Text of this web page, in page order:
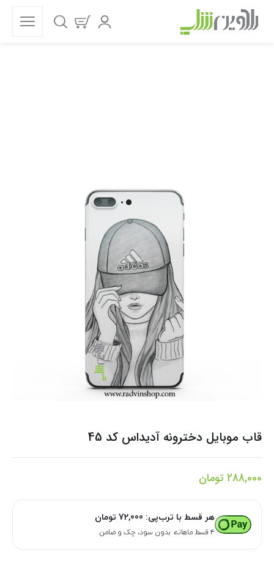
قاب موبایل دخترونه آدیداس کد 45
288,000 تومان
هر قسط با ترب‌پی: 72,000 تومان
۴ قسط ماهانه. بدون سود، چک و ضامن.